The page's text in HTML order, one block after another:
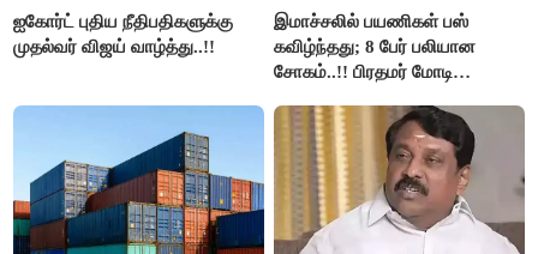
ஐகோர்ட் புதிய நீதிபதிகளுக்கு
முதல்வர் விஜய் வாழ்த்து..!!
இமாச்சலில் பயணிகள் பஸ்
கவிழ்ந்தது; 8 பேர் பலியான
சோகம்..!! பிரதமர் மோடி